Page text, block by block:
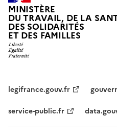
MINISTÈRE
DU TRAVAIL, DE LA
DES SOLIDARITÉS
ET DES FAMILLES
legifrance.gouv.fr
service-public.fr